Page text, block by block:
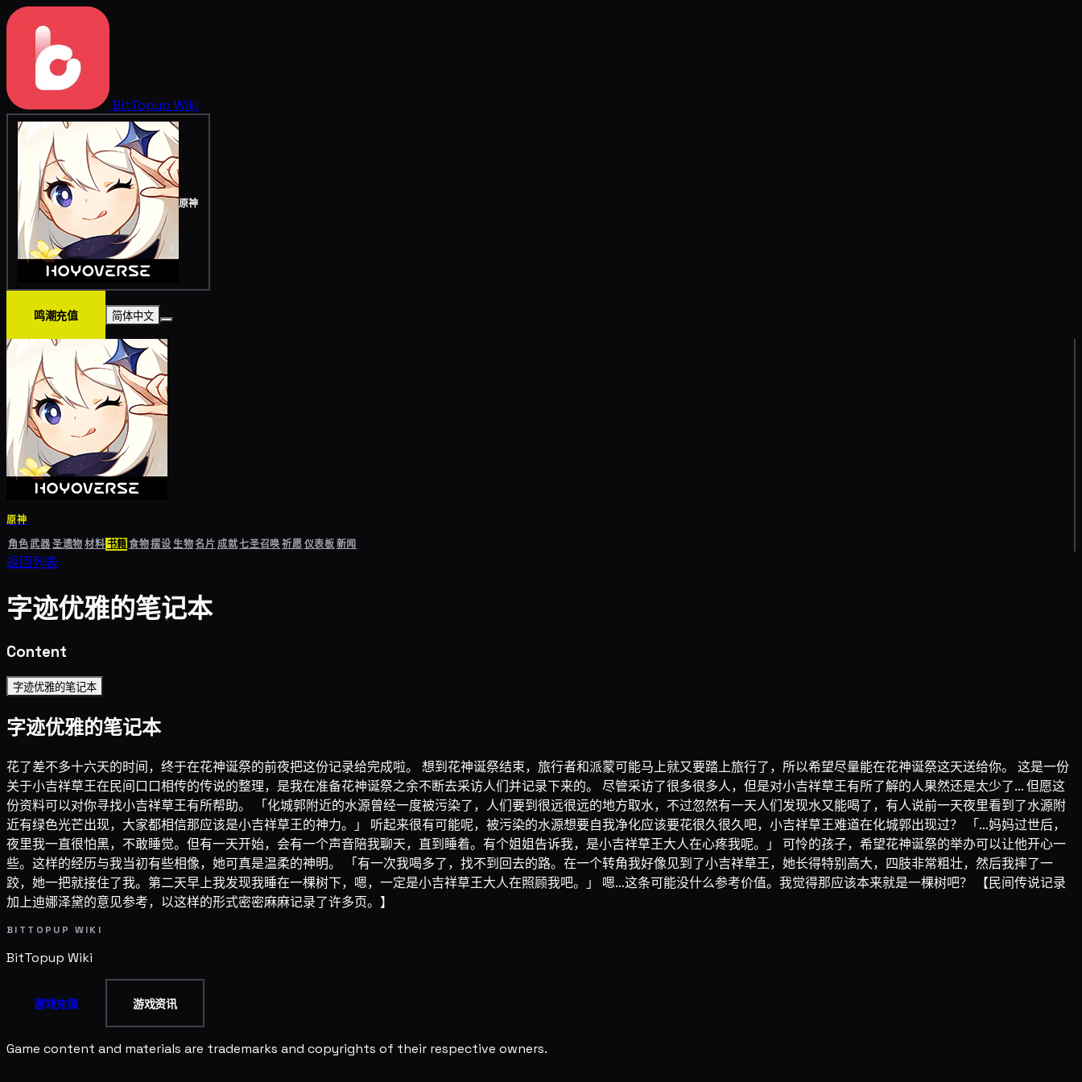
BitTopup Wiki
原神
鸣潮充值 简体中文
原神
角色武器圣遗物材料书籍食物摆设生物名片成就七圣召唤祈愿仪表板新闻
返回列表
字迹优雅的笔记本
Content
字迹优雅的笔记本
字迹优雅的笔记本
花了差不多十六天的时间，终于在花神诞祭的前夜把这份记录给完成啦。 想到花神诞祭结束，旅行者和派蒙可能马上就又要踏上旅行了，所以希望尽量能在花神诞祭这天送给你。 这是一份
关于小吉祥草王在民间口口相传的传说的整理，是我在准备花神诞祭之余不断去采访人们并记录下来的。 尽管采访了很多很多人，但是对小吉祥草王有所了解的人果然还是太少了… 但愿这
份资料可以对你寻找小吉祥草王有所帮助。 「化城郭附近的水源曾经一度被污染了，人们要到很远很远的地方取水，不过忽然有一天人们发现水又能喝了，有人说前一天夜里看到了水源附
近有绿色光芒出现，大家都相信那应该是小吉祥草王的神力。」 听起来很有可能呢，被污染的水源想要自我净化应该要花很久很久吧，小吉祥草王难道在化城郭出现过？ 「…妈妈过世后，
夜里我一直很怕黑，不敢睡觉。但有一天开始，会有一个声音陪我聊天，直到睡着。有个姐姐告诉我，是小吉祥草王大人在心疼我呢。」 可怜的孩子，希望花神诞祭的举办可以让他开心一
些。这样的经历与我当初有些相像，她可真是温柔的神明。 「有一次我喝多了，找不到回去的路。在一个转角我好像见到了小吉祥草王，她长得特别高大，四肢非常粗壮，然后我摔了一
跤，她一把就接住了我。第二天早上我发现我睡在一棵树下，嗯，一定是小吉祥草王大人在照顾我吧。」 嗯…这条可能没什么参考价值。我觉得那应该本来就是一棵树吧？ 【民间传说记录
加上迪娜泽黛的意见参考，以这样的形式密密麻麻记录了许多页。】
BITTOPUP WIKI
BitTopup Wiki
游戏充值 游戏资讯
Game content and materials are trademarks and copyrights of their respective owners.